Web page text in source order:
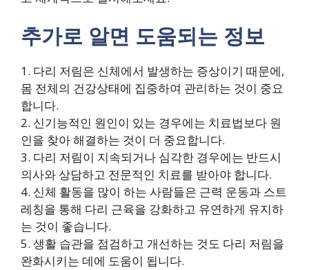
추가로 알면 도움되는 정보
1. 다리 저림은 신체에서 발생하는 증상이기 때문에,
몸 전체의 건강상태에 집중하여 관리하는 것이 중요
합니다.
2. 신기능적인 원인이 있는 경우에는 치료법보다 원
인을 찾아 해결하는 것이 더 중요합니다.
3. 다리 저림이 지속되거나 심각한 경우에는 반드시
의사와 상담하고 전문적인 치료를 받아야 합니다.
4. 신체 활동을 많이 하는 사람들은 근력 운동과 스트
레칭을 통해 다리 근육을 강화하고 유연하게 유지하
는 것이 좋습니다.
5. 생활 습관을 점검하고 개선하는 것도 다리 저림을
완화시키는 데에 도움이 됩니다.